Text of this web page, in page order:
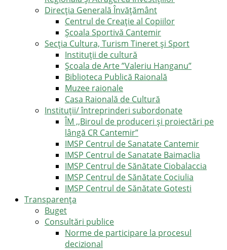
Direcția Generală Învățământ
Centrul de Creație al Copiilor
Școala Sportivă Cantemir
Secția Cultura, Turism Tineret și Sport
Instituții de cultură
Școala de Arte ”Valeriu Hanganu”
Biblioteca Publică Raională
Muzee raionale
Casa Raională de Cultură
Instituții/ întreprinderi subordonate
ÎM ,,Biroul de produceri și proiectări pe
lângă CR Cantemir”
IMSP Centrul de Sanatate Cantemir
IMSP Centrul de Sanatate Baimaclia
IMSP Centrul de Sănătate Ciobalaccia
IMSP Centrul de Sănătate Cociulia
IMSP Centrul de Sănătate Gotesti
Transparența
Buget
Consultări publice
Norme de participare la procesul
decizional